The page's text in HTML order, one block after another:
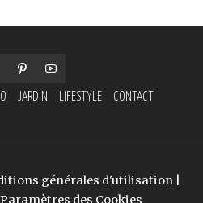
JARDIN LIFESTYLE CONTACT
générales d'utilisation
Paramètres des Cookies